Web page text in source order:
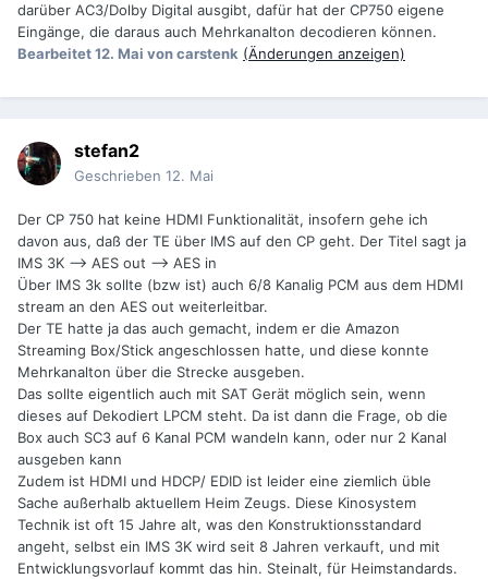
darüber AC3/Dolby Digital ausgibt, dafür hat der CP750 eigene
Eingänge, die daraus auch Mehrkanalton decodieren können.
Bearbeitet12. Mai von carstenk (Änderungen anzeigen)
stefan2
Geschrieben 12. Mai
Der CP 750 hat keine HDMI Funktionalität, insofern gehe ich
davon aus, daß der TE über IMS auf den CP geht. Der Titel sagt ja
IMS 3K --> AES out --> AES in
Über IMS 3k sollte (bzw ist) auch 6/8 Kanalig PCM aus dem HDMI
stream an den AES out weiterleitbar.
Der TE hatte ja das auch gemacht, indem er die Amazon
Streaming Box/Stick angeschlossen hatte, und diese konnte
Mehrkanalton über die Strecke ausgeben.
Das sollte eigentlich auch mit SAT Gerät möglich sein, wenn
dieses auf Dekodiert LPCM steht. Da ist dann die Frage, ob die
Box auch SC3 auf 6 Kanal PCM wandeln kann, oder nur 2 Kanal
ausgeben kann
Zudem ist HDMI und HDCP/ EDID ist leider eine ziemlich üble
Sache außerhalb aktuellem Heim Zeugs. Diese Kinosystem
Technik ist oft 15 Jahre alt, was den Konstruktionsstandard
angeht, selbst ein IMS 3K wird seit 8 Jahren verkauft, und mit
Entwicklungsvorlauf kommt das hin. Steinalt, für Heimstandards.